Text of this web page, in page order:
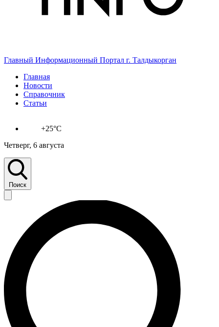
Главный Информационный Портал г. Талдыкорган
Главная
Новости
Справочник
Статьи
+25°C
Четверг, 6 августа
Поиск